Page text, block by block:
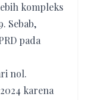
kompleks
Sebab,
pada
nol.
karena